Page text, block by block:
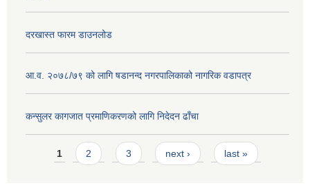
दरखास्त फारम डाउनलोड
आ.व. २०७८/७९ को लागि षडानन्द नगरपालिकाको नागरिक वडापत्र
कन्सुलर कागजात प्रमाणिकरणको लागि निदेदन ढाँचा
Pages
1 2 3 next › last »